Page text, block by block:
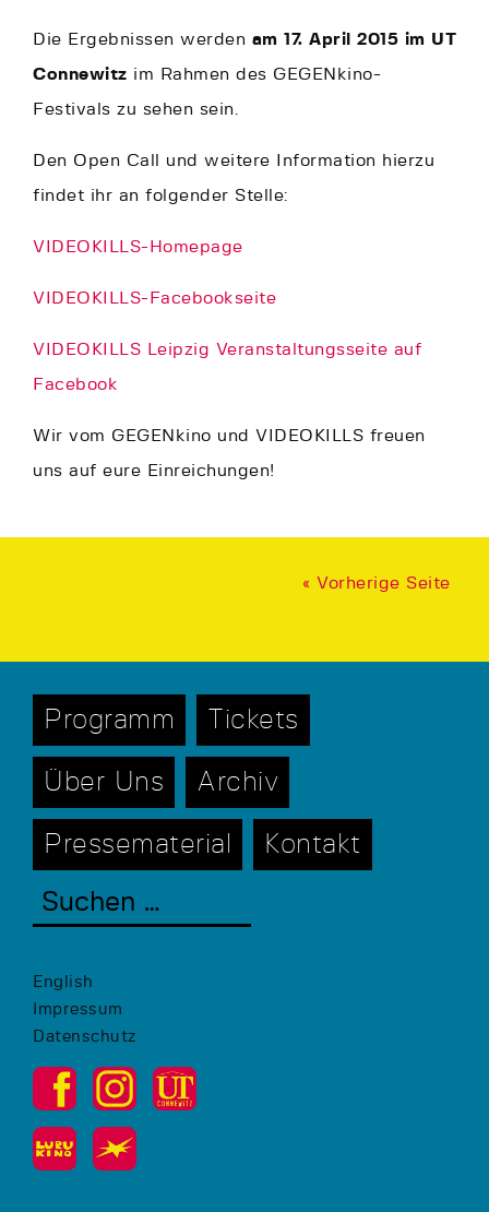
Die Ergebnissen werden am 17. April 2015 im UT
Connewitz im Rahmen des GEGENkino-
Festivals zu sehen sein.
Den Open Call und weitere Information hierzu
findet ihr an folgender Stelle:
VIDEOKILLS-Homepage
VIDEOKILLS-Facebookseite
VIDEOKILLS Leipzig Veranstaltungsseite auf
Facebook
Wir vom GEGENkino und VIDEOKILLS freuen
uns auf eure Einreichungen!
« Vorherige Seite
Programm Tickets
Über Uns Archiv
Pressematerial Kontakt
English
Impressum
Datenschutz